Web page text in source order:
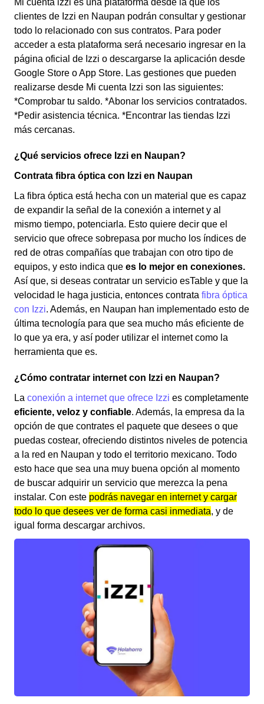
Mi cuenta izzi es una plataforma desde la que los
clientes de Izzi en Naupan podrán consultar y gestionar
todo lo relacionado con sus contratos. Para poder
acceder a esta plataforma será necesario ingresar en la
página oficial de Izzi o descargarse la aplicación desde
Google Store o App Store. Las gestiones que pueden
realizarse desde Mi cuenta Izzi son las siguientes:
*Comprobar tu saldo. *Abonar los servicios contratados.
*Pedir asistencia técnica. *Encontrar las tiendas Izzi
más cercanas.
¿Qué servicios ofrece Izzi en Naupan?
Contrata fibra óptica con Izzi en Naupan
La fibra óptica está hecha con un material que es capaz
de expandir la señal de la conexión a internet y al
mismo tiempo, potenciarla. Esto quiere decir que el
servicio que ofrece sobrepasa por mucho los índices de
red de otras compañías que trabajan con otro tipo de
equipos, y esto indica que es lo mejor en conexiones.
Así que, si deseas contratar un servicio esTable y que la
velocidad le haga justicia, entonces contrata fibra óptica
con Izzi. Además, en Naupan han implementado esto de
última tecnología para que sea mucho más eficiente de
lo que ya era, y así poder utilizar el internet como la
herramienta que es.
¿Cómo contratar internet con Izzi en Naupan?
La conexión a internet que ofrece Izzi es completamente
eficiente, veloz y confiable. Además, la empresa da la
opción de que contrates el paquete que desees o que
puedas costear, ofreciendo distintos niveles de potencia
a la red en Naupan y todo el territorio mexicano. Todo
esto hace que sea una muy buena opción al momento
de buscar adquirir un servicio que merezca la pena
instalar. Con este podrás navegar en internet y cargar
todo lo que desees ver de forma casi inmediata, y de
igual forma descargar archivos.